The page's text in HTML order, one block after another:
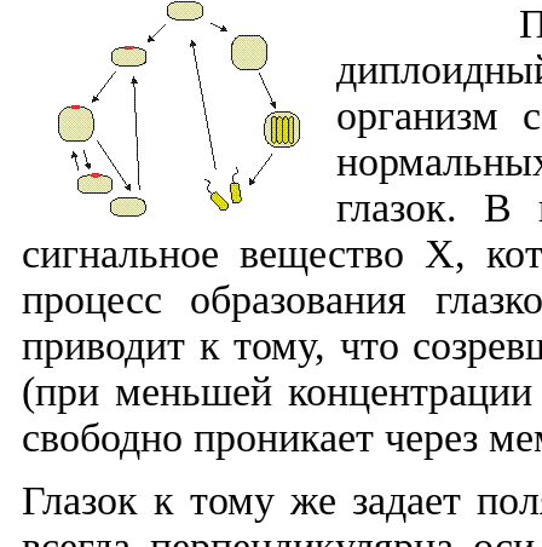
Прошу
организм
глазок. В
сигнальное вещество Х,
процесс образования
приводит к тому, что
(при меньшей
свободно проникает через
Глазок к тому же задает